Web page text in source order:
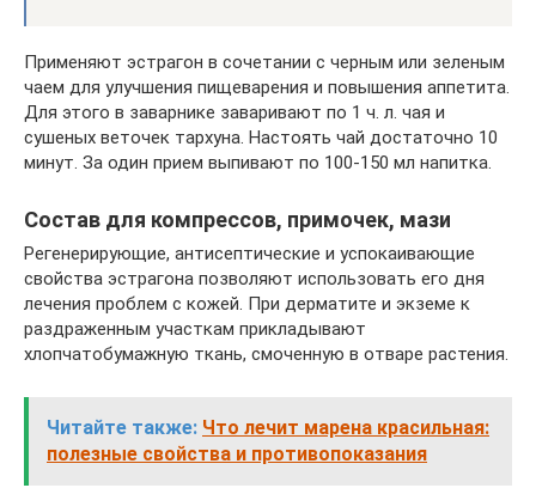
Применяют эстрагон в сочетании с черным или зеленым
чаем для улучшения пищеварения и повышения аппетита.
Для этого в заварнике заваривают по 1 ч. л. чая и
сушеных веточек тархуна. Настоять чай достаточно 10
минут. За один прием выпивают по 100-150 мл напитка.
Состав для компрессов, примочек, мази
Регенерирующие, антисептические и успокаивающие
свойства эстрагона позволяют использовать его дня
лечения проблем с кожей. При дерматите и экземе к
раздраженным участкам прикладывают
хлопчатобумажную ткань, смоченную в отваре растения.
Читайте также: Что лечит марена красильная:
полезные свойства и противопоказания